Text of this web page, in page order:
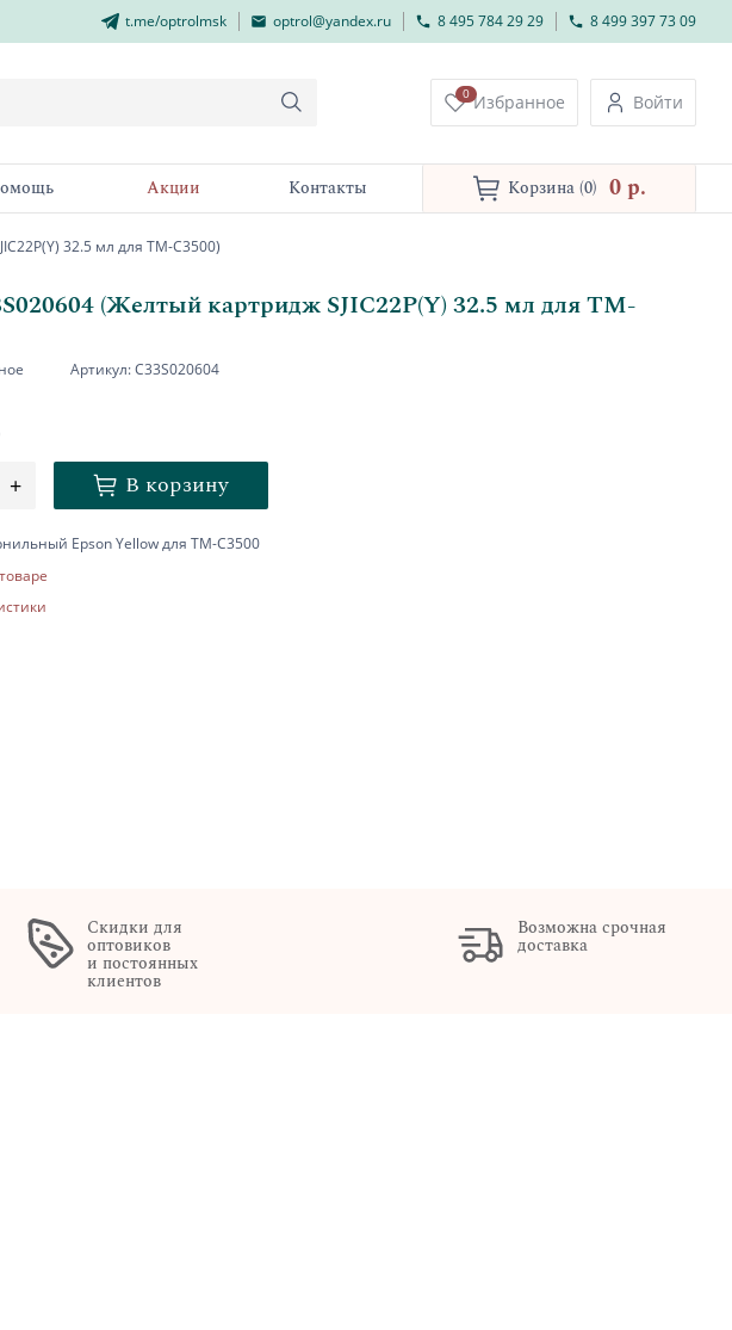
t.me/optrolmsk optrol@yandex.ru 8 495 784 29 29 8 499 397 73 09
0 Избранное Войти
Акции Контакты Корзина (0) 0 p.
32.5 мл для TM-C3500)
(Желтый картридж SJIC22P(Y) 32.5 мл для TM-
Артикул:C33S020604
+ В корзину
Epson Yellow для TM-C3500
Скидки для
оптовиков
и постоянных
клиентов
Возможна срочная
доставка